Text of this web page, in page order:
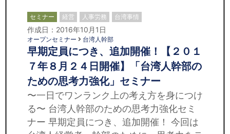
セミナー 経営 人事労務 台湾事情
作成日：2016年10月1日
オープンセミナー 台湾人幹部
早期定員につき、追加開催！【２０１
７年８月２４日開催】「台湾人幹部の
ための思考力強化」セミナー
〜一日でワンランク上の考え方を身につけ
る〜 台湾人幹部のための思考力強化セミ
ナー 早期定員につき、追加開催！ 今回は